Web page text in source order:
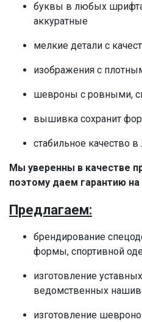
буквы в любых
аккуратные
мелкие детали с
изображения с
шевроны с ровными,
вышивка сохранит
стабильное качество
Мы уверенны в качестве
поэтому даем гарантию
Предлагаем:
брендирование
формы, спортивной
изготовление
ведомственных
изготовление